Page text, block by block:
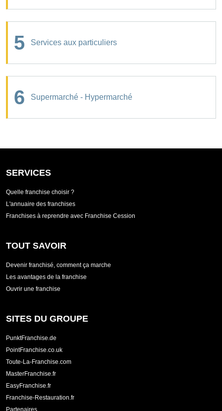
5 Services aux particuliers
6 Supermarché - Hypermarché
SERVICES
Quelle franchise choisir ?
L'annuaire des franchises
Franchises à reprendre avec Franchise Cession
TOUT SAVOIR
Devenir franchisé, comment ça marche
Les avantages de la franchise
Ouvrir une franchise
SITES DU GROUPE
PunktFranchise.de
PointFranchise.co.uk
Toute-La-Franchise.com
MasterFranchise.fr
EasyFranchise.fr
Franchise-Restauration.fr